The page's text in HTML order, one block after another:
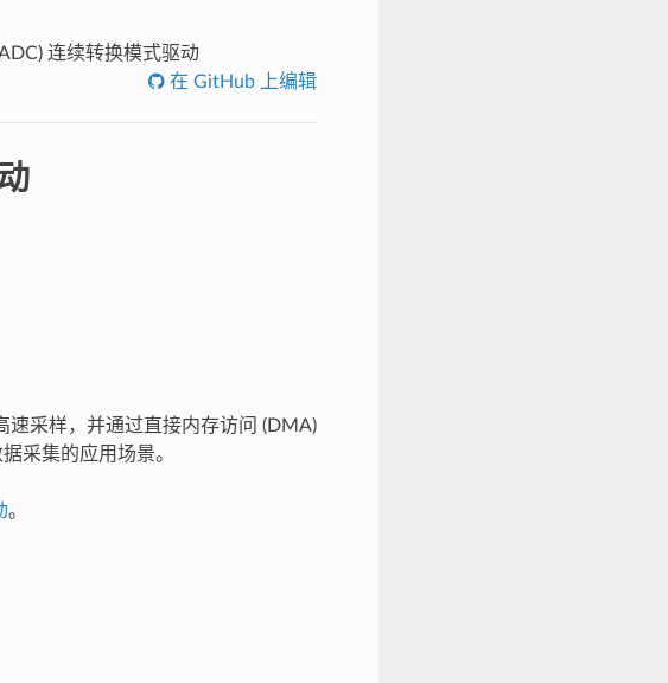
连续转换模式驱动
在 GitHub 上编辑
采样，并通过直接内存访问 (DMA)
采集的应用场景。
。